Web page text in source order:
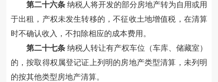
第二十六条 纳税人将开发的部分房地产转为自用或用
于出租，产权未发生转移的 ，不征收土地增值税，在清算
时不确认收入，不扣除相应的成本费用。
第二十七条 纳税人 转让有产权车位 （车库、储藏室）
的 ，按取得权属登记证上列明的房地产类型清算，未列明
的按其他类型房地产清算。